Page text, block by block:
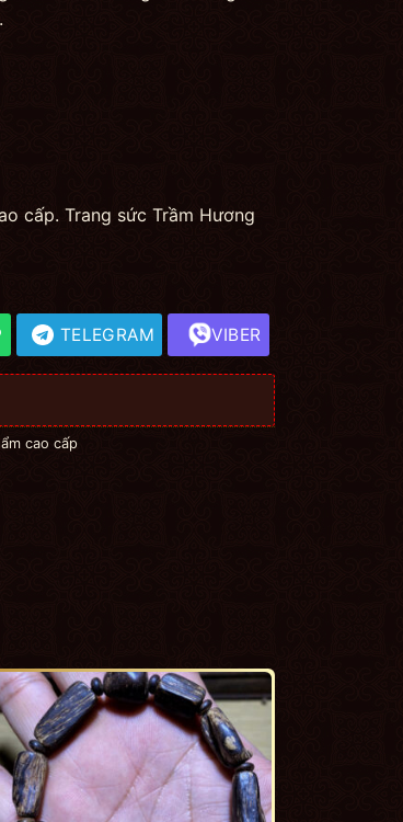
cấp. Trang sức Trầm Hương
TELEGRAM VIBER
cao cấp